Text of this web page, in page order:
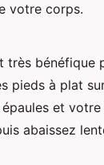
votre corps.
très bénéfique
pieds à plat
et
abaissez